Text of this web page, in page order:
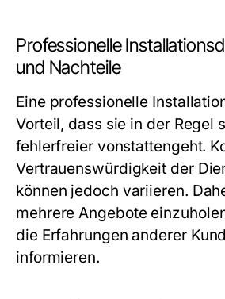
Professionelle
und Nachteile
Eine professionelle
Vorteil, dass sie in der Regel
fehlerfreier vonstattengeht.
Vertrauenswürdigkeit der
können jedoch variieren.
mehrere Angebote
die Erfahrungen anderer
informieren.